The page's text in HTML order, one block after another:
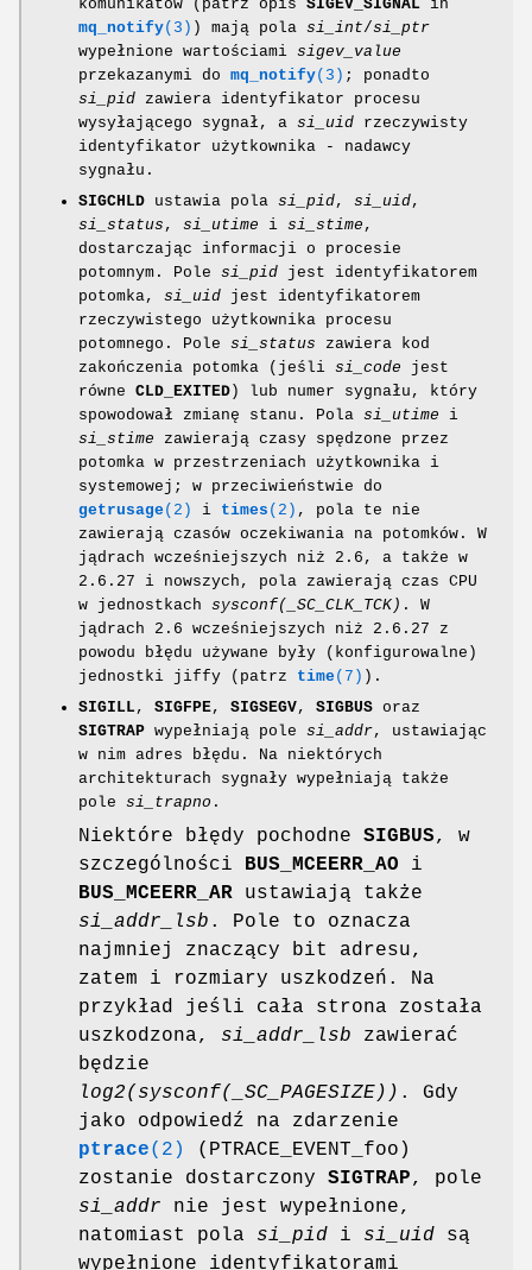
komunikatów (patrz opis SIGEV_SIGNAL in
mq_notify(3) ) mają pola si_int/si_ptr
wypełnione wartościami sigev_value
przekazanymi do mq_notify(3) ; ponadto
si_pid zawiera identyfikator procesu
wysyłającego sygnał, a si_uid rzeczywisty
identyfikator użytkownika - nadawcy
sygnału.
SIGCHLD ustawia pola si_pid, si_uid,
si_status , si_utime i si_stime ,
dostarczając informacji o procesie
potomnym. Pole si_pid jest identyfikatorem
potomka, si_uid jest identyfikatorem
rzeczywistego użytkownika procesu
potomnego. Pole si_status zawiera kod
zakończenia potomka (jeśli si_code jest
równe CLD_EXITED) lub numer sygnału, który
spowodował zmianę stanu. Pola si_utime i
si_stime zawierają czasy spędzone przez
potomka w przestrzeniach użytkownika i
systemowej; w przeciwieństwie do
getrusage (2) i times (2) , pola te nie
zawierają czasów oczekiwania na potomków. W
jądrach wcześniejszych niż 2.6, a także w
2.6.27 i nowszych, pola zawierają czas CPU
w jednostkach sysconf(_SC_CLK_TCK) . W
jądrach 2.6 wcześniejszych niż 2.6.27 z
powodu błędu używane były (konfigurowalne)
jednostki jiffy (patrz time (7) ).
SIGILL, SIGFPE, SIGSEGV, SIGBUS oraz
SIGTRAP wypełniają pole si_addr, ustawiając
w nim adres błędu. Na niektórych
architekturach sygnały wypełniają także
pole si_trapno .
Niektóre błędy pochodne SIGBUS, w
szczególności
BUS_MCEERR_AO i
BUS_MCEERR_AR ustawiają także
si_addr_lsb . Pole to oznacza
najmniej znaczący bit adresu,
zatem i rozmiary uszkodzeń. Na
przykład jeśli cała strona została
uszkodzona, si_addr_lsb zawierać
będzie
log2(sysconf(_SC_PAGESIZE)) . Gdy
jako odpowiedź na zdarzenie
ptrace(2)
(PTRACE_EVENT_foo)
zostanie dostarczony SIGTRAP, pole
si_addr nie jest wypełnione,
natomiast pola si_pid i si_uid są
wypełnione identyfikatorami